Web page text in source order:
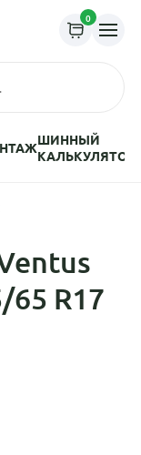
0
ШИННЫЙ
КАЛЬКУЛЯТОР
65 R17